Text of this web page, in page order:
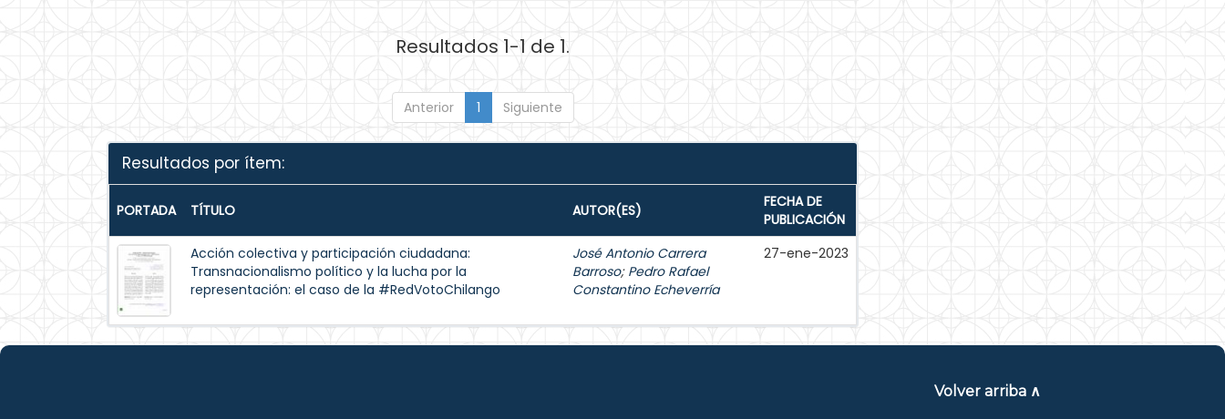
Resultados 1-1 de 1.
Anterior 1 Siguiente
Resultados por ítem:
PORTADA TÍTULO AUTOR(ES)
FECHA DE
PUBLICACIÓN
Acción colectiva y participación ciudadana:
Transnacionalismo político y la lucha por la
representación: el caso de la #RedVotoChilango
José Antonio Carrera
Barroso; Pedro Rafael
Constantino Echeverría
27-ene-2023
Volver arriba ∧